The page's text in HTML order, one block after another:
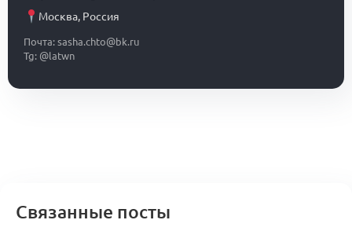
Москва, Россия
Почта: sasha.chto@bk.ru
Tg: @latwn
Связанные посты